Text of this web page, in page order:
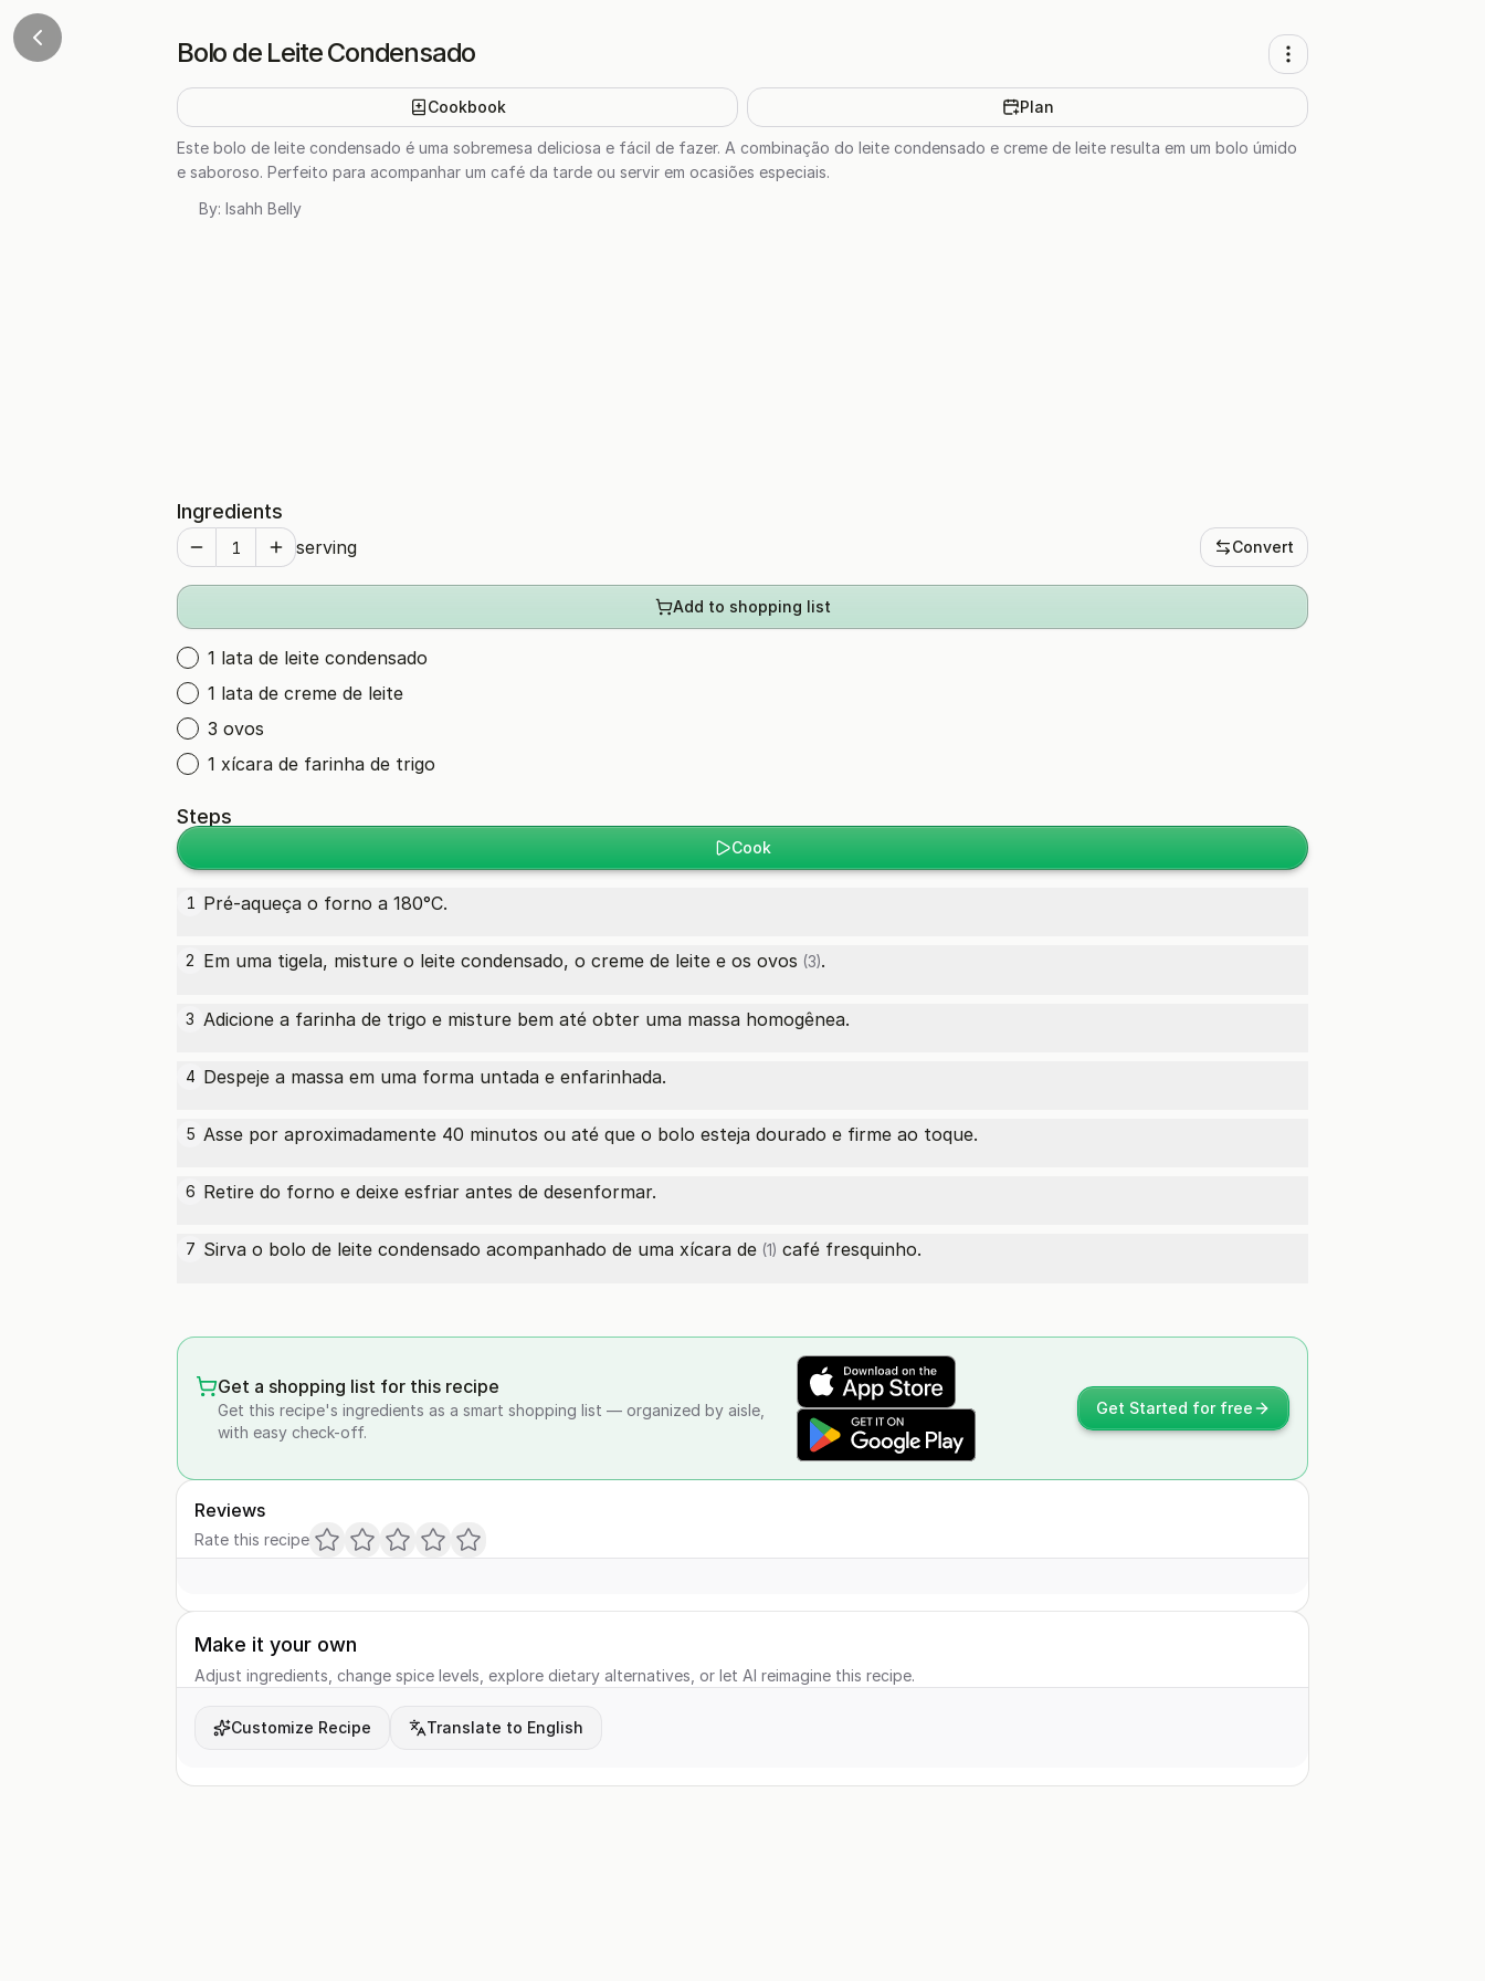
Bolo de Leite Condensado
Cookbook Plan
Este bolo de leite condensado é uma sobremesa deliciosa e fácil de fazer. A combinação do leite condensado e creme de leite resulta em um bolo úmido
e saboroso. Perfeito para acompanhar um café da tarde ou servir em ocasiões especiais.
By: Isahh Belly
Ingredients
serving Convert
Add to shopping list
1 lata de leite condensado
1 lata de creme de leite
3 ovos
1 xícara de farinha de trigo
Steps
Cook
1 Pré-aqueça o forno a 180°C.
2 Em uma tigela, misture o leite condensado, o creme de leite e os ovos (3).
3 Adicione a farinha de trigo e misture bem até obter uma massa homogênea.
4 Despeje a massa em uma forma untada e enfarinhada.
5 Asse por aproximadamente 40 minutos ou até que o bolo esteja dourado e firme ao toque.
6 Retire do forno e deixe esfriar antes de desenformar.
7 Sirva o bolo de leite condensado acompanhado de uma xícara de (1) café fresquinho.
Get a shopping list for this recipe
Get this recipe's ingredients as a smart shopping list — organized by aisle,
with easy check-off.
Get Started for free
Reviews
Rate this recipe
Make it your own
Adjust ingredients, change spice levels, explore dietary alternatives, or let AI reimagine this recipe.
Customize Recipe Translate to English